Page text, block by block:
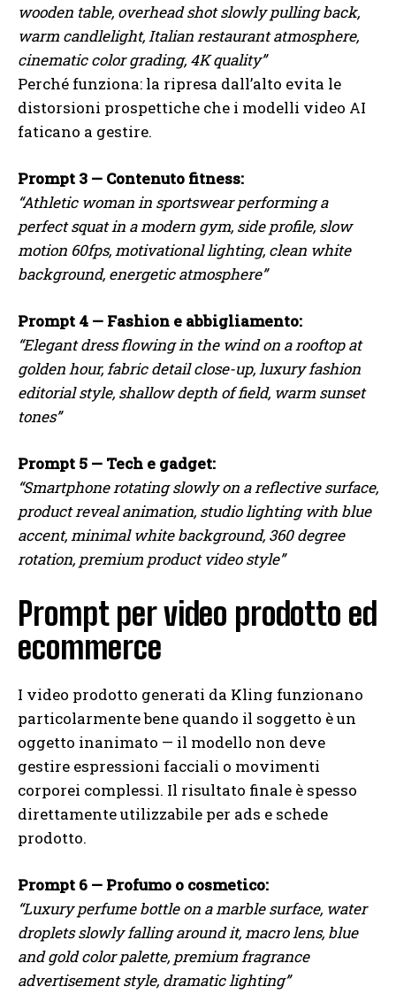
wooden table, overhead shot slowly pulling back,
warm candlelight, Italian restaurant atmosphere,
cinematic color grading, 4K quality”
Perché funziona: la ripresa dall’alto evita le
distorsioni prospettiche che i modelli video AI
faticano a gestire.
Prompt 3 — Contenuto fitness:
“Athletic woman in sportswear performing a
perfect squat in a modern gym, side profile, slow
motion 60fps, motivational lighting, clean white
background, energetic atmosphere”
Prompt 4 — Fashion e abbigliamento:
“Elegant dress flowing in the wind on a rooftop at
golden hour, fabric detail close-up, luxury fashion
editorial style, shallow depth of field, warm sunset
tones”
Prompt 5 — Tech e gadget:
“Smartphone rotating slowly on a reflective surface,
product reveal animation, studio lighting with blue
accent, minimal white background, 360 degree
rotation, premium product video style”
Prompt per video prodotto ed
ecommerce
I video prodotto generati da Kling funzionano
particolarmente bene quando il soggetto è un
oggetto inanimato — il modello non deve
gestire espressioni facciali o movimenti
corporei complessi. Il risultato finale è spesso
direttamente utilizzabile per ads e schede
prodotto.
Prompt 6 — Profumo o cosmetico:
“Luxury perfume bottle on a marble surface, water
droplets slowly falling around it, macro lens, blue
and gold color palette, premium fragrance
advertisement style, dramatic lighting”